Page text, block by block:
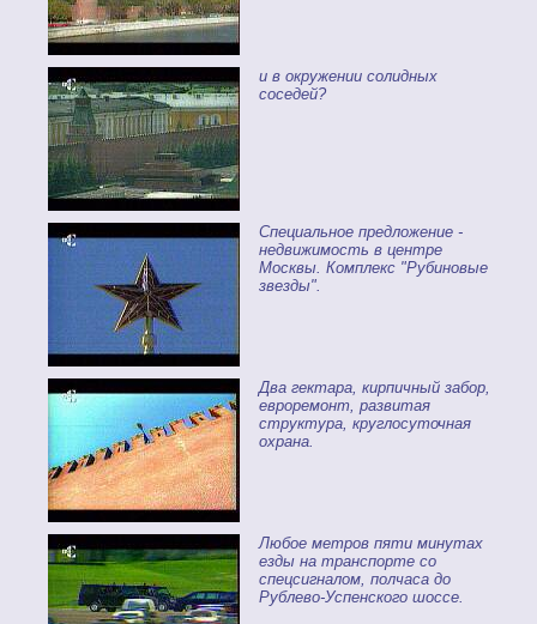
и в окружении солидных
соседей?
Специальное предложение -
недвижимость в центре
Москвы. Комплекс "Рубиновые
звезды".
Два гектара, кирпичный забор,
евроремонт, развитая
структура, круглосуточная
охрана.
Любое метров пяти минутах
езды на транспорте со
спецсигналом, полчаса до
Рублево-Успенского шоссе.